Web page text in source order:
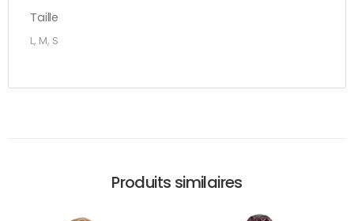
Taille
L, M, S
Produits similaires